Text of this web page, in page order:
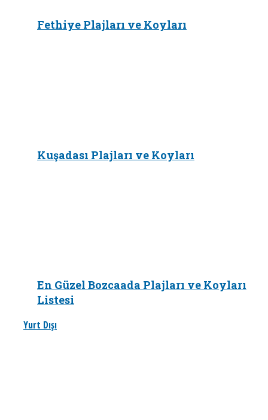
Fethiye Plajları ve Koyları
Kuşadası Plajları ve Koyları
En Güzel Bozcaada Plajları ve Koyları
Listesi
Yurt Dışı